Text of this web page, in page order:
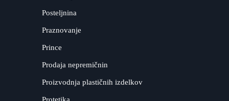
Posteljnina
Praznovanje
Prince
Prodaja nepremičnin
Proizvodnja plastičnih izdelkov
Protetika